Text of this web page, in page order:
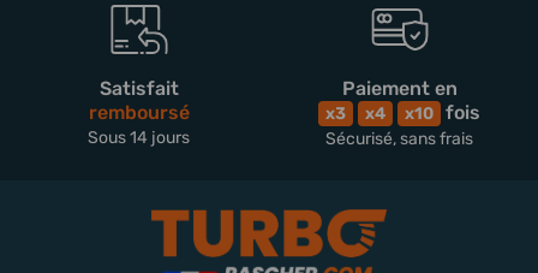
Satisfait
remboursé
Sous 14 jours
Paiement en
x3 x4 x10 fois
Sécurisé, sans frais